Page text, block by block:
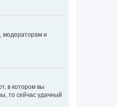
модераторам и
в котором вы
то сейчас удачный